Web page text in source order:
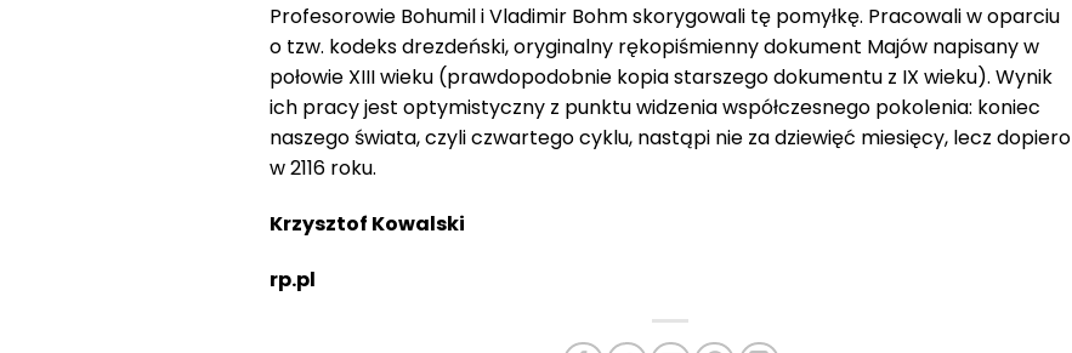
Profesorowie Bohumil i Vladimir Bohm skorygowali tę pomyłkę. Pracowali w oparciu
o tzw. kodeks drezdeński, oryginalny rękopiśmienny dokument Majów napisany w
połowie XIII wieku (prawdopodobnie kopia starszego dokumentu z IX wieku). Wynik
ich pracy jest optymistyczny z punktu widzenia współczesnego pokolenia: koniec
naszego świata, czyli czwartego cyklu, nastąpi nie za dziewięć miesięcy, lecz dopiero
w 2116 roku.
Krzysztof Kowalski
rp.pl